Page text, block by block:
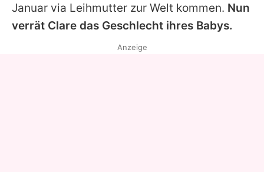
Januar via Leihmutter zur Welt kommen. Nun
verrät Clare das Geschlecht ihres Babys.
Anzeige